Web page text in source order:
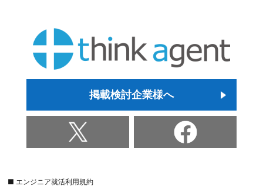
掲載検討企業様へ
■ エンジニア就活利用規約